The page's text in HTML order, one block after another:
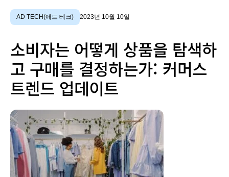
AD TECH(애드 테크) 2023년 10월 10일
소비자는 어떻게 상품을 탐색하
고 구매를 결정하는가: 커머스
트렌드 업데이트